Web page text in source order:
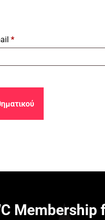
*Απαιτείται
Membership